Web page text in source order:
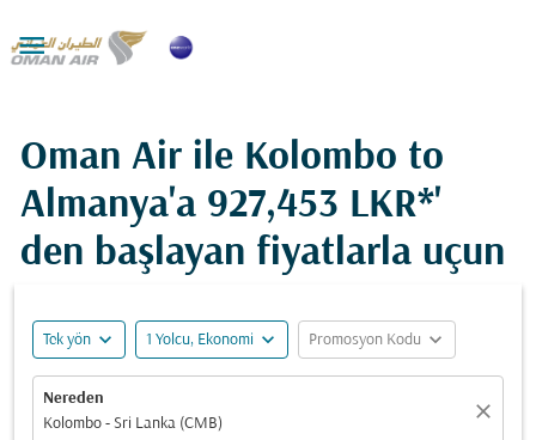

Oman Air ile Kolombo to
Almanya'a 927,453 LKR*'
den başlayan fiyatlarla uçun
Tek yön expand_more 1 Yolcu, Ekonomi expand_more Promosyon Kodu expand_more
Nereden
Kolombo - Sri Lanka (CMB)
close